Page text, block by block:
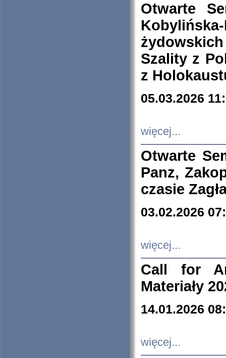
Otwarte
Szality z
z
05.03.2026
więcej...
Otwarte
Panz,
czasie
03.02.2026
więcej...
Call for
Materiały
14.01.2026
więcej...